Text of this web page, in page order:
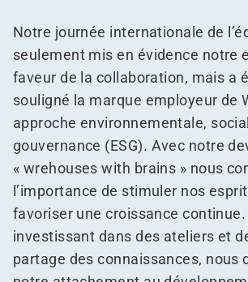
Notre journée internationale de
seulement mis en évidence notre
faveur de la collaboration, mais a
souligné la marque employeur de
approche environnementale,
gouvernance (ESG). Avec notre
« wrehouses with brains » nous
l’importance de stimuler nos
favoriser une croissance continue.
investissant dans des ateliers et
partage des connaissances, nous